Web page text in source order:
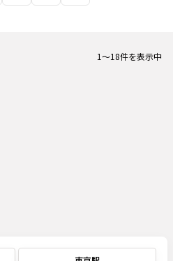
1～18件を表示中